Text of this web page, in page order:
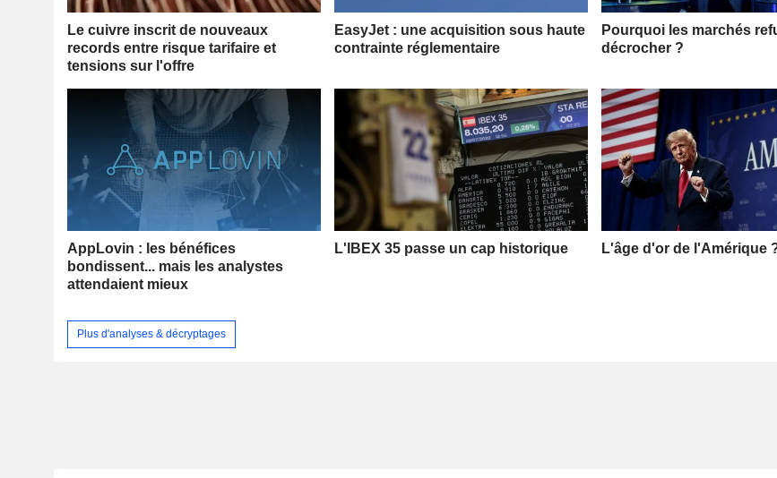
Le cuivre inscrit de nouveaux
records entre risque tarifaire et
tensions sur l'offre
EasyJet : une acquisition sous haute
contrainte réglementaire
Pourquoi les marchés
décrocher ?
AppLovin : les bénéfices
bondissent... mais les analystes
attendaient mieux
L'IBEX 35 passe un cap historique L'âge d'or de l'Amérique
Plus d'analyses & décryptages